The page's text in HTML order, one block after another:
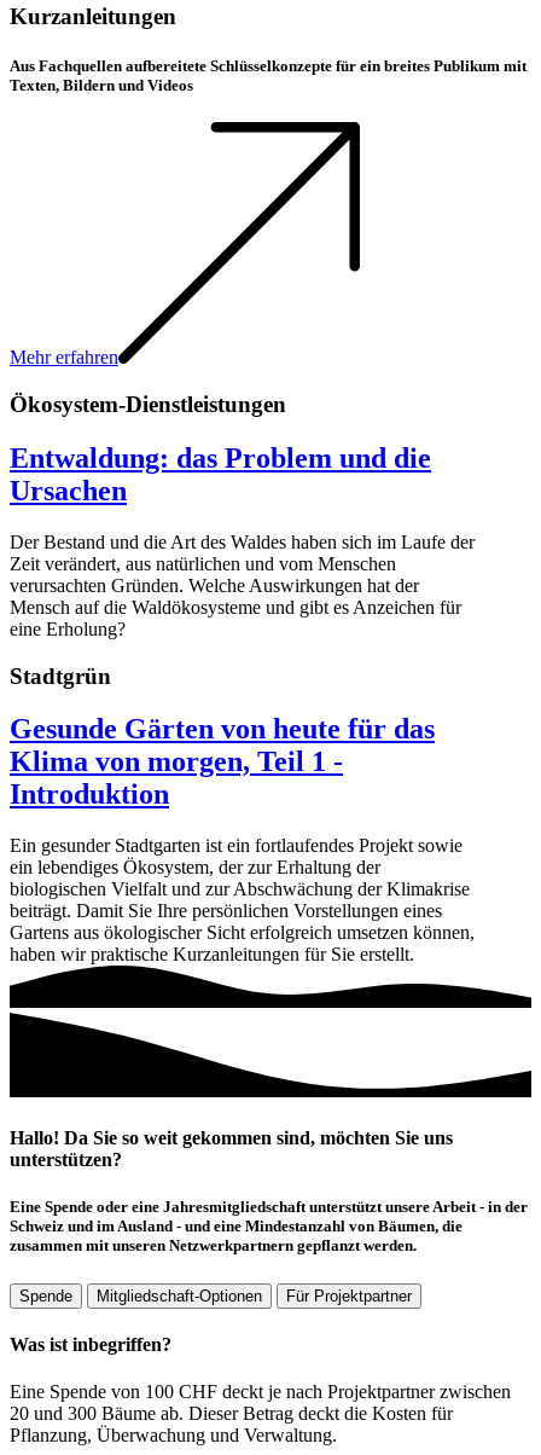
Kurzanleitungen
Aus Fachquellen aufbereitete Schlüsselkonzepte für ein breites Publikum mit
Texten, Bildern und Videos
Mehr erfahren
Ökosystem-Dienstleistungen
Entwaldung: das Problem und die
Ursachen
Der Bestand und die Art des Waldes haben sich im Laufe der
Zeit verändert, aus natürlichen und vom Menschen
verursachten Gründen. Welche Auswirkungen hat der
Mensch auf die Waldökosysteme und gibt es Anzeichen für
eine Erholung?
Stadtgrün
Gesunde Gärten von heute für das
Klima von morgen, Teil 1 -
Introduktion
Ein gesunder Stadtgarten ist ein fortlaufendes Projekt sowie
ein lebendiges Ökosystem, der zur Erhaltung der
biologischen Vielfalt und zur Abschwächung der Klimakrise
beiträgt. Damit Sie Ihre persönlichen Vorstellungen eines
Gartens aus ökologischer Sicht erfolgreich umsetzen können,
haben wir praktische Kurzanleitungen für Sie erstellt.
Hallo! Da Sie so weit gekommen sind, möchten Sie uns
unterstützen?
Eine Spende oder eine Jahresmitgliedschaft unterstützt unsere Arbeit - in der
Schweiz und im Ausland - und eine Mindestanzahl von Bäumen, die
zusammen mit unseren Netzwerkpartnern gepflanzt werden.
Spende Mitgliedschaft-Optionen Für Projektpartner
Was ist inbegriffen?
Eine Spende von 100 CHF deckt je nach Projektpartner zwischen
20 und 300 Bäume ab. Dieser Betrag deckt die Kosten für
Pflanzung, Überwachung und Verwaltung.